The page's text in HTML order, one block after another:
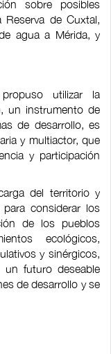
sobre posibles
de Cuxtal,
agua a Mérida, y
utilizar la
un instrumento de
de desarrollo, es
y multiactor, que
y participación
del territorio y
para considerar los
de los pueblos
ecológicos,
y sinérgicos,
un futuro deseable
de desarrollo y se